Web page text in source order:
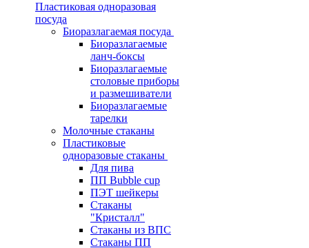
Пластиковая одноразовая
посуда
Биоразлагаемая посуда
Биоразлагаемые
ланч-боксы
Биоразлагаемые
столовые приборы
и размешиватели
Биоразлагаемые
тарелки
Молочные стаканы
Пластиковые
одноразовые стаканы
Для пива
ПП Bubble cup
ПЭТ шейкеры
Стаканы
"Кристалл"
Стаканы из ВПС
Стаканы ПП